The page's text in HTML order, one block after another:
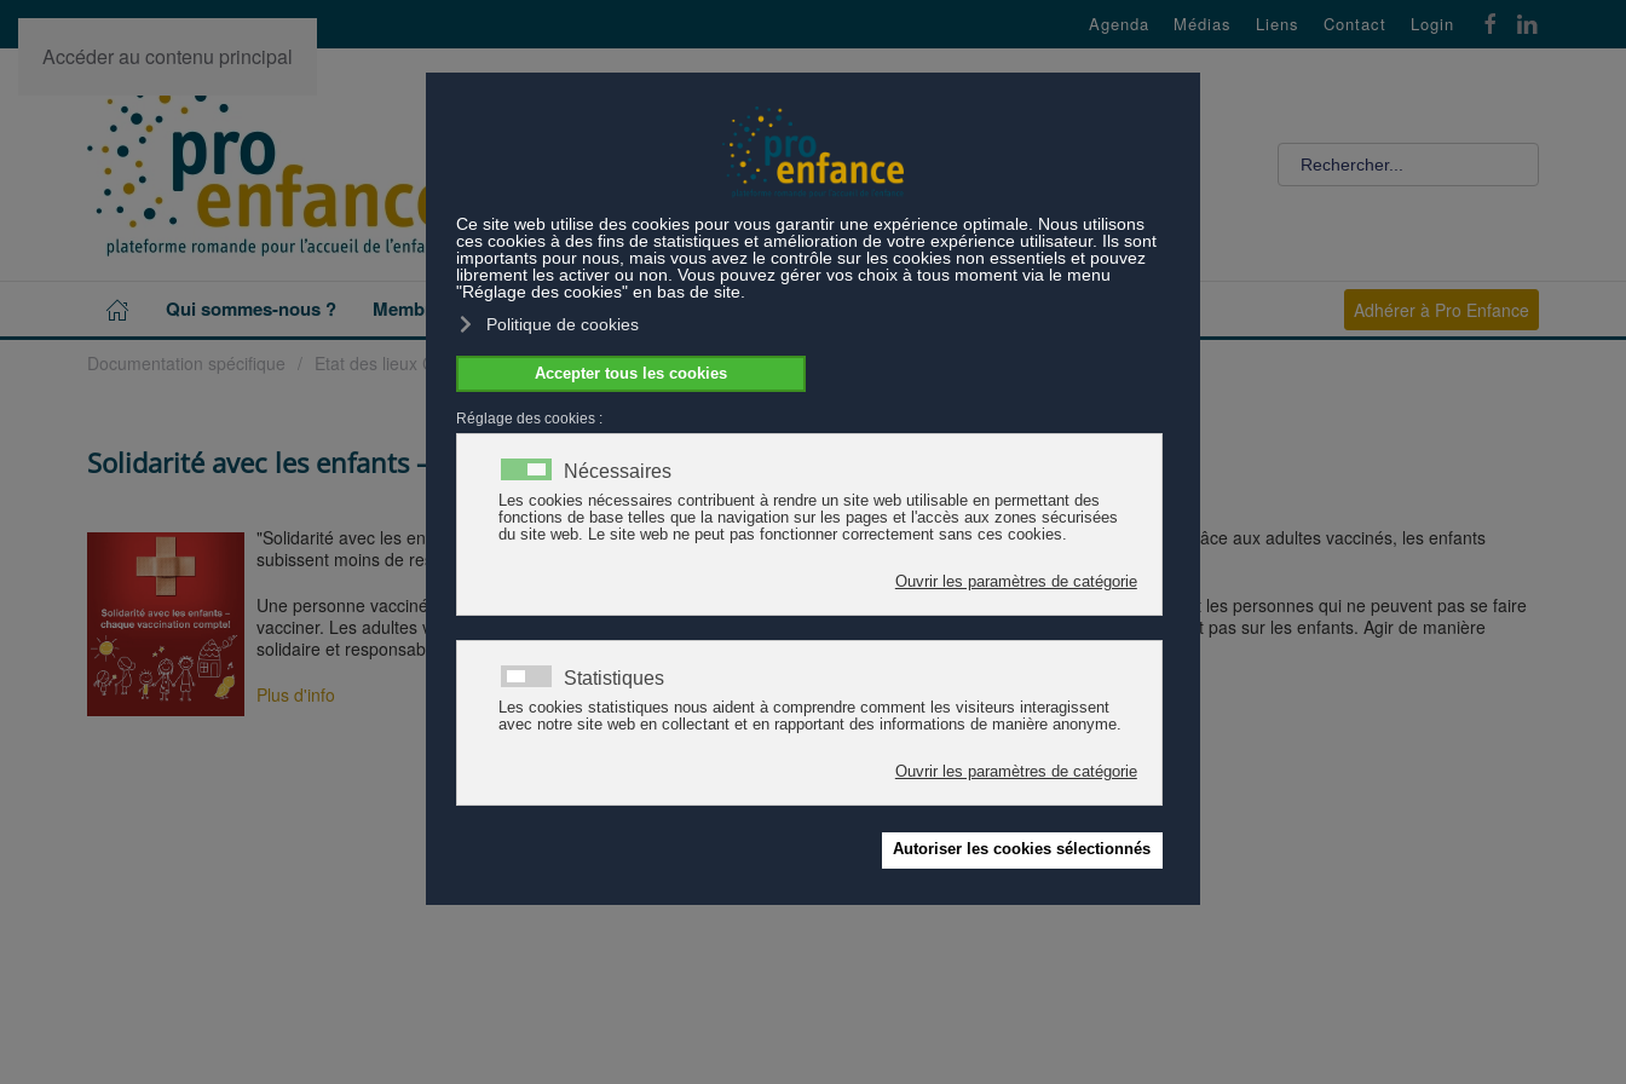
Accéder au contenu principal
Agenda Médias Liens Contact Login
Qui sommes-nous ? Membres Projets et prestations Adhérer à Pro Enfance
Documentation spécifique Etat des lieux Covid-19 (2020-2022) Solidarité avec les enfants – chaque vaccination compte !
Solidarité avec les enfants – chaque vaccination compte !
"Solidarité avec les enfants – chaque vaccination compte !" est une initiative commune des membres d’Alliance Enfance. Grâce aux adultes vaccinés, les enfants
subissent moins de restrictions dans leurs activités quotidiennes.
Une personne vaccinée ne protège pas seulement elle-même, mais protège également, dans son entourage, les enfants et les personnes qui ne peuvent pas se faire
vacciner. Les adultes vaccinés assument leurs responsabilités en matière de lutte contre la pandémie et ne s’en déchargent pas sur les enfants. Agir de manière
solidaire et responsable pour sortir enfin de la crise : chaque vaccination compte !
Plus d'info